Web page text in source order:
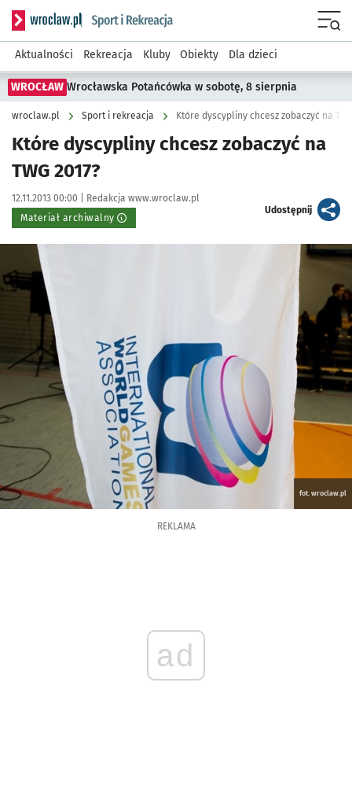
Serwis informacyjny wroclaw.pl podserwis: Sport i rekreacja
Aktualności Rekreacja Kluby Obiekty Dla dzieci
WROCŁAW Wrocławska Potańcówka w sobotę, 8 sierpnia
wroclaw.pl Sport i rekreacja Które dyscypliny chcesz zobaczyć na
Które dyscypliny chcesz zobaczyć na
TWG 2017?
Data publikacji:
12.11.2013 00:00 | Autor:
Redakcja www.wroclaw.pl
Materiał archiwalny
Udostępnijartykuł
Kliknij, aby powiększyć
fot. wroclaw.pl
REKLAMA
ad